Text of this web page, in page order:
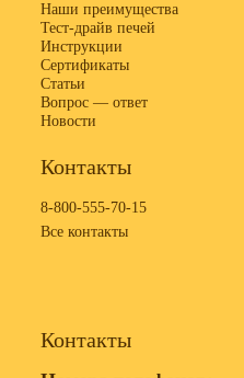
Наши преимущества
Тест-драйв печей
Инструкции
Сертификаты
Статьи
Вопрос — ответ
Новости
Контакты
8-800-555-70-15
Все контакты
Контакты